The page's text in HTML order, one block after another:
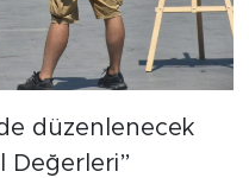
düzenlenecek
Değerleri”